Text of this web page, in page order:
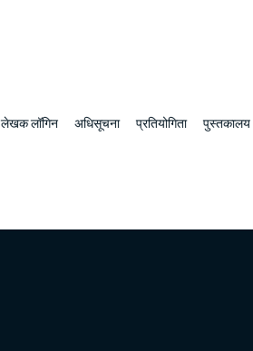
लेखक लॉगिन अधिसूचना प्रतियोगिता पुस्तकालय